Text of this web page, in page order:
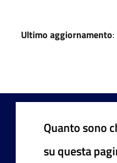
Ultimo aggiornamento
Quanto sono
su questa